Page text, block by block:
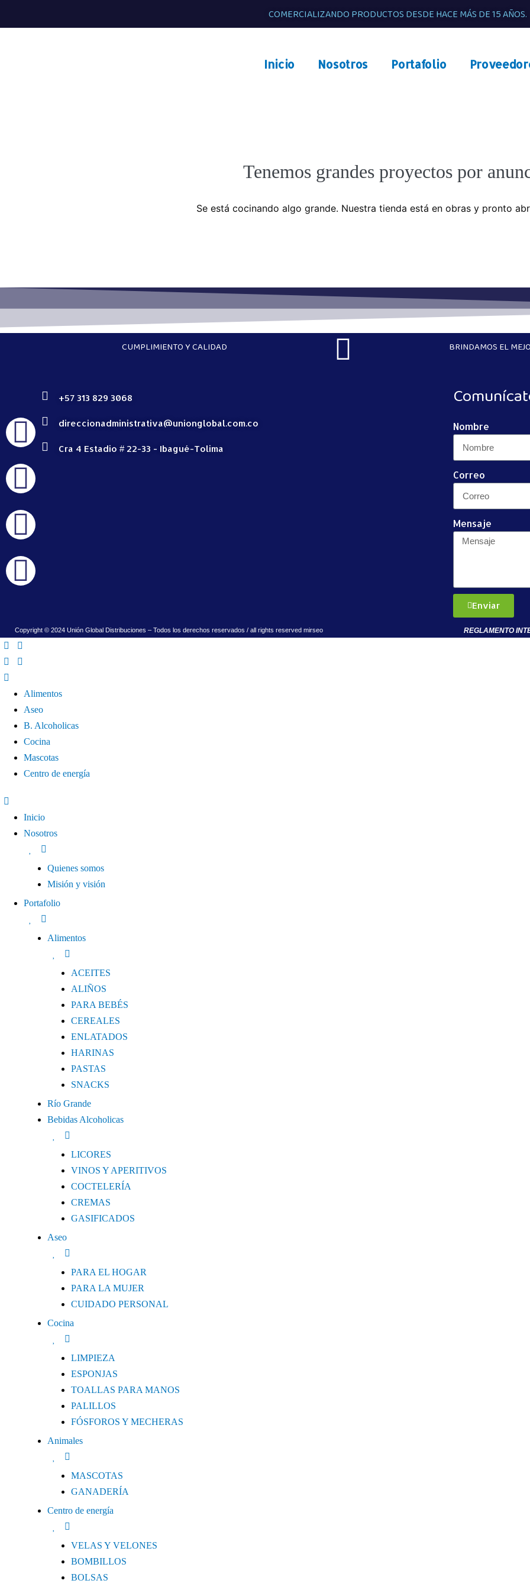
COMERCIALIZANDO PRODUCTOS DESDE HACE MÁS DE 15 AÑOS.
Inicio Nosotros Portafolio
Tenemos grandes proyectos por
Se está cocinando algo grande. Nuestra tienda está en obras y pronto
CUMPLIMIENTO Y CALIDAD BRINDAMOS EL
+57 313 829 3068
direccionadministrativa@unionglobal.com.co
Cra 4 Estadio # 22-33 - Ibagué-Tolima
Nombre
Correo
Mensaje
Enviar
Copyright © 2024 Unión Global Distribuciones – Todos los derechos reservados / all rights reserved mirseo REGLAMENTO
Alimentos
Aseo
B. Alcoholicas
Cocina
Mascotas
Centro de energía
Inicio
Nosotros
Quienes somos
Misión y visión
Portafolio
Alimentos
ACEITES
ALIÑOS
PARA BEBÉS
CEREALES
ENLATADOS
HARINAS
PASTAS
SNACKS
Río Grande
Bebidas Alcoholicas
LICORES
VINOS Y APERITIVOS
COCTELERÍA
CREMAS
GASIFICADOS
Aseo
PARA EL HOGAR
PARA LA MUJER
CUIDADO PERSONAL
Cocina
LIMPIEZA
ESPONJAS
TOALLAS PARA MANOS
PALILLOS
FÓSFOROS Y MECHERAS
Animales
MASCOTAS
GANADERÍA
Centro de energía
VELAS Y VELONES
BOMBILLOS
BOLSAS